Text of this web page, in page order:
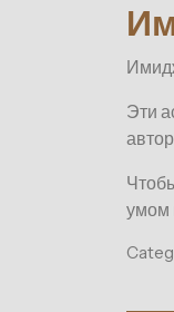
Эти
умом